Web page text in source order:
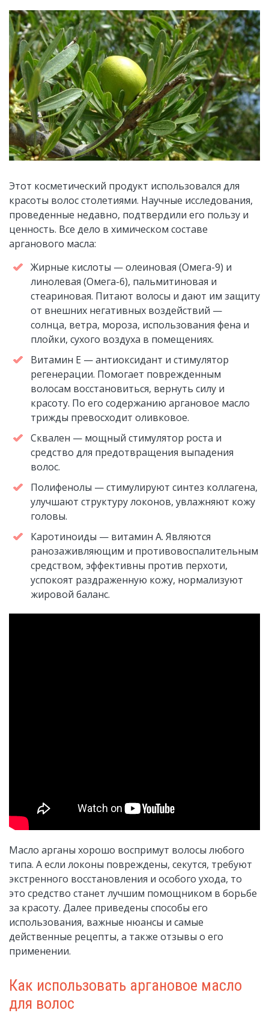
Этот косметический продукт использовался для
красоты волос столетиями. Научные исследования,
проведенные недавно, подтвердили его пользу и
ценность. Все дело в химическом составе
арганового масла:
Жирные кислоты — олеиновая (Омега-9) и
линолевая (Омега-6), пальмитиновая и
стеариновая. Питают волосы и дают им защиту
от внешних негативных воздействий —
солнца, ветра, мороза, использования фена и
плойки, сухого воздуха в помещениях.
Витамин Е — антиоксидант и стимулятор
регенерации. Помогает поврежденным
волосам восстановиться, вернуть силу и
красоту. По его содержанию аргановое масло
трижды превосходит оливковое.
Сквален — мощный стимулятор роста и
средство для предотвращения выпадения
волос.
Полифенолы — стимулируют синтез коллагена,
улучшают структуру локонов, увлажняют кожу
головы.
Каротиноиды — витамин А. Являются
ранозаживляющим и противовоспалительным
средством, эффективны против перхоти,
успокоят раздраженную кожу, нормализуют
жировой баланс.
Масло арганы хорошо воспримут волосы любого
типа. А если локоны повреждены, секутся, требуют
экстренного восстановления и особого ухода, то
это средство станет лучшим помощником в борьбе
за красоту. Далее приведены способы его
использования, важные нюансы и самые
действенные рецепты, а также отзывы о его
применении.
Как использовать аргановое масло
для волос